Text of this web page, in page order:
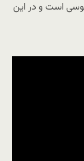
است و در این